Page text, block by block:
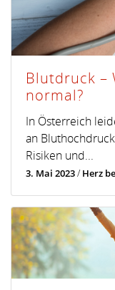
Blutdruck –
normal?
In Österreich
an
Risiken und...
3. Mai 2023/Herz